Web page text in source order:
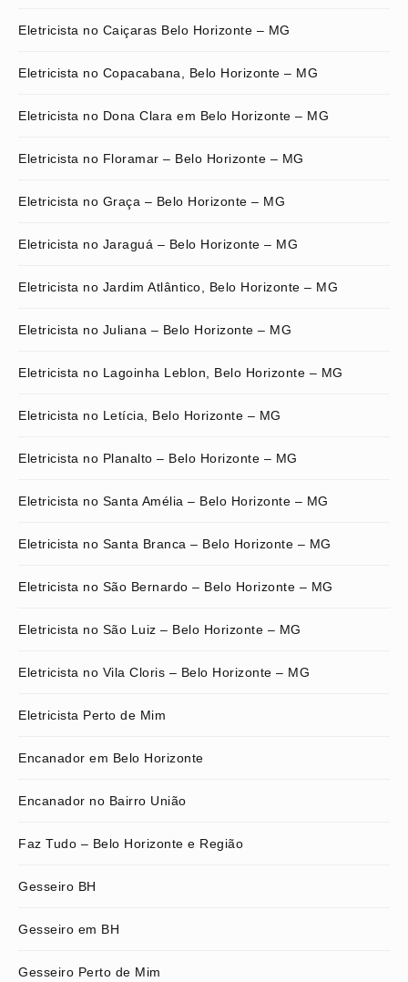
Eletricista no Caiçaras Belo Horizonte – MG
Eletricista no Copacabana, Belo Horizonte – MG
Eletricista no Dona Clara em Belo Horizonte – MG
Eletricista no Floramar – Belo Horizonte – MG
Eletricista no Graça – Belo Horizonte – MG
Eletricista no Jaraguá – Belo Horizonte – MG
Eletricista no Jardim Atlântico, Belo Horizonte – MG
Eletricista no Juliana – Belo Horizonte – MG
Eletricista no Lagoinha Leblon, Belo Horizonte – MG
Eletricista no Letícia, Belo Horizonte – MG
Eletricista no Planalto – Belo Horizonte – MG
Eletricista no Santa Amélia – Belo Horizonte – MG
Eletricista no Santa Branca – Belo Horizonte – MG
Eletricista no São Bernardo – Belo Horizonte – MG
Eletricista no São Luiz – Belo Horizonte – MG
Eletricista no Vila Cloris – Belo Horizonte – MG
Eletricista Perto de Mim
Encanador em Belo Horizonte
Encanador no Bairro União
Faz Tudo – Belo Horizonte e Região
Gesseiro BH
Gesseiro em BH
Gesseiro Perto de Mim